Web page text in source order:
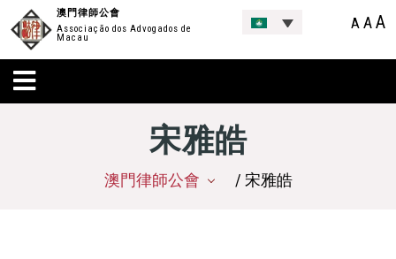
澳門律師公會
Associação dos Advogados de
Macau
A AA
宋雅皓
澳門律師公會 / 宋雅皓